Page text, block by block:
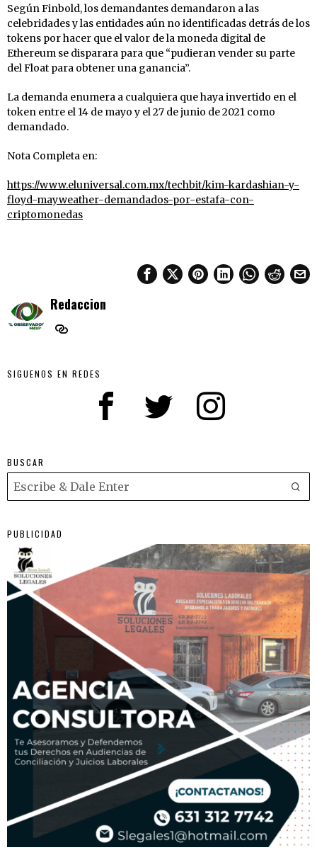
Según Finbold, los demandantes demandaron a las
celebridades y las entidades aún no identificadas detrás de los
tokens por hacer que el valor de la moneda digital de
Ethereum se disparara para que “pudieran vender su parte
del Float para obtener una ganancia”.
La demanda enumera a cualquiera que haya invertido en el
token entre el 14 de mayo y el 27 de junio de 2021 como
demandado.
Nota Completa en:
https://www.eluniversal.com.mx/techbit/kim-kardashian-y-
floyd-mayweather-demandados-por-estafa-con-
criptomonedas
Redaccion
SIGUENOS EN REDES
BUSCAR
PUBLICIDAD